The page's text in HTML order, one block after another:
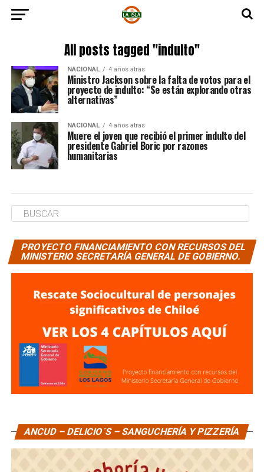
All posts tagged "indulto"
NACIONAL 4 años atras
Ministro Jackson sobre la falta de votos para el
proyecto de indulto: “Se están explorando otras
alternativas”
NACIONAL 4 años atras
Muere el joven que recibió el primer indulto del
presidente Gabriel Boric por razones
humanitarias
PROYECTO FINANCIAMIENTO CON RECURSOS DEL
MINISTERIO SECRETARÍA GENERAL DE GOBIERNO.
ANCUD – DELICIO´S – SANGUCHERÍA Y PIZZERÍA